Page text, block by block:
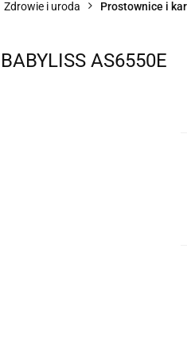
Zdrowie i uroda Prostownice i
AS6550E